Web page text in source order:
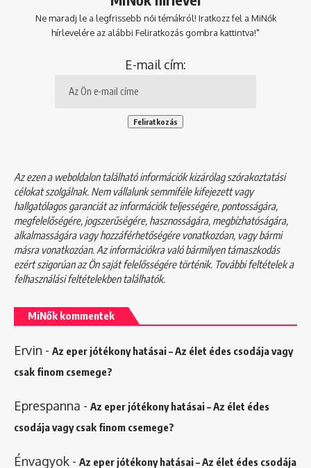
Ne maradj le a legfrissebb női témákról! Iratkozz fel a MiNők
hírlevelére az alábbi Feliratkozás gombra kattintva!"
E-mail cím:
Az ezen a weboldalon található információk kizárólag szórakoztatási
célokat szolgálnak. Nem vállalunk semmiféle kifejezett vagy
hallgatólagos garanciát az információk teljességére, pontosságára,
megfelelőségére, jogszerűségére, hasznosságára, megbízhatóságára,
alkalmasságára vagy hozzáférhetőségére vonatkozóan, vagy bármi
másra vonatkozóan. Az információkra való bármilyen támaszkodás
ezért szigorúan az Ön saját felelősségére történik. További feltételek a
felhasználási feltételekbentalálhatók.
MiNők kommentek
Ervin - Az eper jótékony hatásai – Az élet édes csodája vagy
csak finom csemege?
Eprespanna - Az eper jótékony hatásai – Az élet édes
csodája vagy csak finom csemege?
Énvagyok - Az eper jótékony hatásai – Az élet édes csodája